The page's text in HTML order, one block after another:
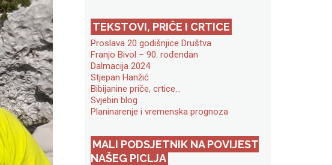
TEKSTOVI, PRIČE I CRTICE
Proslava 20 godišnjice Društva
Franjo Bivol – 90. rođendan
Dalmacija 2024
Stjepan Hanžić
Bibijanine priče, crtice…
Svjebin blog
Planinarenje i vremenska prognoza
MALI PODSJETNIK NA POVIJEST
NAŠEG PICLJA